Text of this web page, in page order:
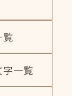
覧
一覧